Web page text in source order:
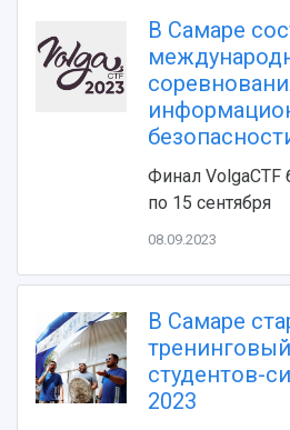
Об университете
Ключевые факты
Рейтинги
Руководство
Наблюдательный совет
Попечительский совет
Ученый совет
Объявления
СМИ об университете
Пресс-центр
Образование
Абитуриенту
Бакалавриат и
Аспирантура
Формы обучения
Учебные планы
Дополнительное
Научно-
Научные школы и
Диссертационные советы
Конкурс на замещение
работников
Научно-технический совет
В Самаре
Финал VolgaCTF
по 15 сентября
08.09.2023
В Самаре
студентов-
2023